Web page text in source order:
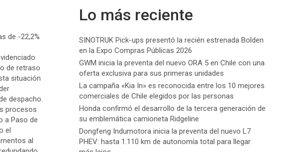
de -22,2%
de retraso
situación
despacho.
procesos
a Paso de
el
al
Lo más reciente
SINOTRUK Pick-ups presentó la recién estrenada Bolden
en la Expo Compras Públicas 2026
GWM inicia la preventa del nuevo ORA 5 en Chile con una
oferta exclusiva para sus primeras unidades
La campaña «Kia In» es reconocida entre los 10 mejores
comerciales de Chile elegidos por las personas
Honda confirmó el desarrollo de la tercera generación de
su emblemática camioneta Ridgeline
Dongfeng Indumotora inicia la preventa del nuevo L7
PHEV: hasta 1.110 km de autonomía total para llegar